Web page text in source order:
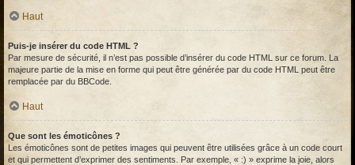
Haut
Puis-je insérer du code HTML ?
Par mesure de sécurité, il n’est pas possible d’insérer du code HTML sur ce forum. La
majeure partie de la mise en forme qui peut être générée par du code HTML peut être
remplacée par du BBCode.
Haut
Que sont les émoticônes ?
Les émoticônes sont de petites images qui peuvent être utilisées grâce à un code court
et qui permettent d’exprimer des sentiments. Par exemple, « :) » exprime la joie, alors